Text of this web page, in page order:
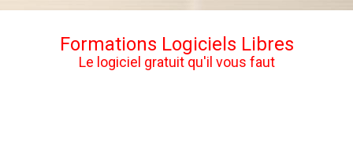
Formations Logiciels Libres
Le logiciel gratuit qu'il vous faut